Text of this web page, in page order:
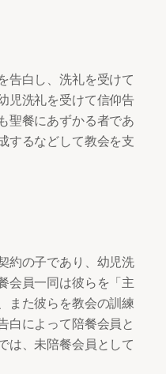
白し、洗礼を受けて
児洗礼を受けて信仰告
聖餐にあずかる者であ
するなどして教会を支
の子であり、幼児洗
会員一同は彼らを「主
また彼らを教会の訓練
白によって陪餐会員と
は、未陪餐会員として